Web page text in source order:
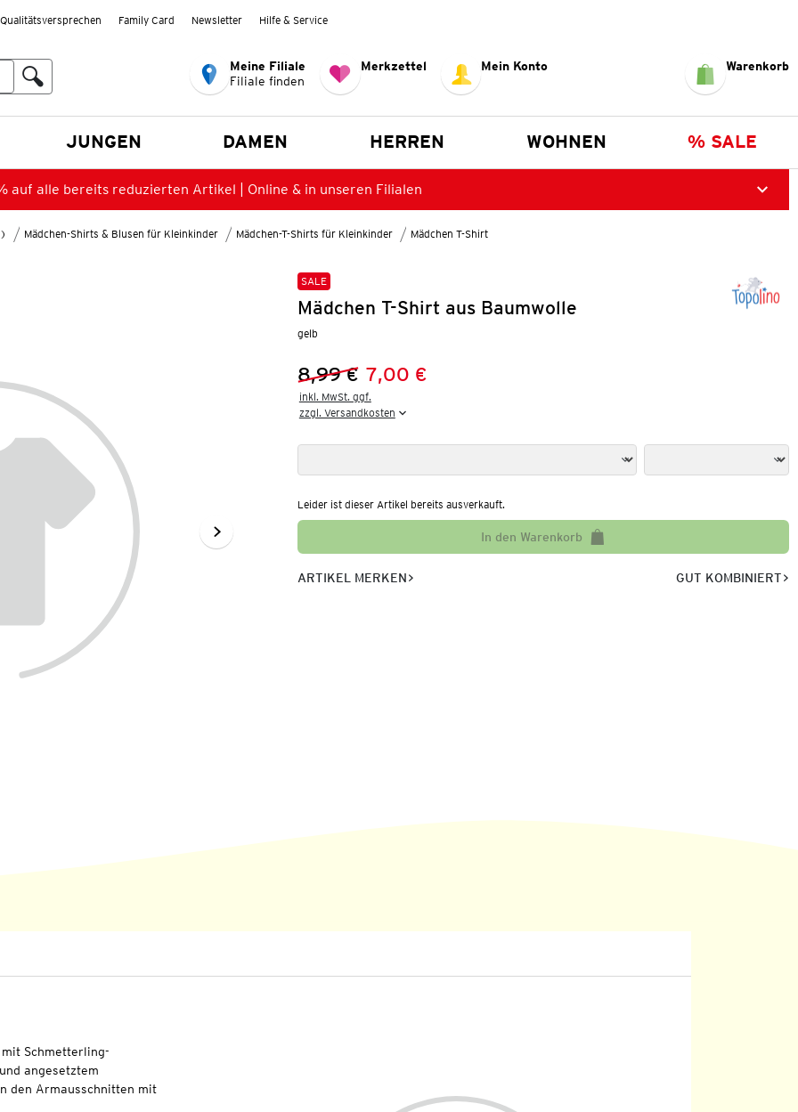
Qualitätsversprechen Family Card Newsletter Hilfe & Service
Meine Filiale
Filiale finden
Merkzettel Mein Konto Warenkorb
JUNGEN DAMEN HERREN WOHNEN % SALE
auf alle bereits reduzierten Artikel | Online & in unseren Filialen
Mädchen-Shirts & Blusen für Kleinkinder Mädchen-T-Shirts für Kleinkinder Mädchen T-Shirt
SALE
Mädchen T-Shirt aus Baumwolle
gelb
Vorheriger Preis:
8,99 €
Neuer Preis:
7,00 €
inkl. MwSt. ggf.
zzgl. Versandkosten
Leider ist dieser Artikel bereits ausverkauft.
In den Warenkorb
ARTIKEL MERKEN GUT KOMBINIERT
mit Schmetterling-
angesetztem
den Armausschnitten mit